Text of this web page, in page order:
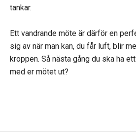
tankar.
Ett vandrande möte är därför en
sig av när man kan, du får luft, blir
kroppen. Så nästa gång du ska ha
med er mötet ut?